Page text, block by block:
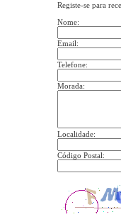
Registe-se para
Nome:
Email:
Telefone:
Morada:
Localidade:
Código Postal: